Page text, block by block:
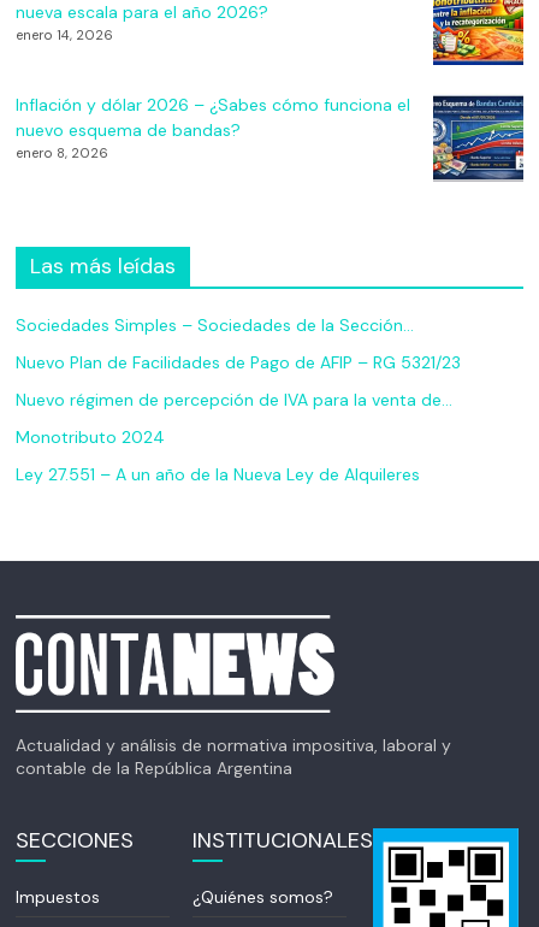
nueva escala para el año 2026?
enero 14, 2026
Inflación y dólar 2026 – ¿Sabes cómo funciona el
nuevo esquema de bandas?
enero 8, 2026
Las más leídas
Sociedades Simples – Sociedades de la Sección…
Nuevo Plan de Facilidades de Pago de AFIP – RG 5321/23
Nuevo régimen de percepción de IVA para la venta de…
Monotributo 2024
Ley 27.551 – A un año de la Nueva Ley de Alquileres
Actualidad y análisis de normativa impositiva, laboral y
contable de la República Argentina
SECCIONES
Impuestos
INSTITUCIONALES
¿Quiénes somos?